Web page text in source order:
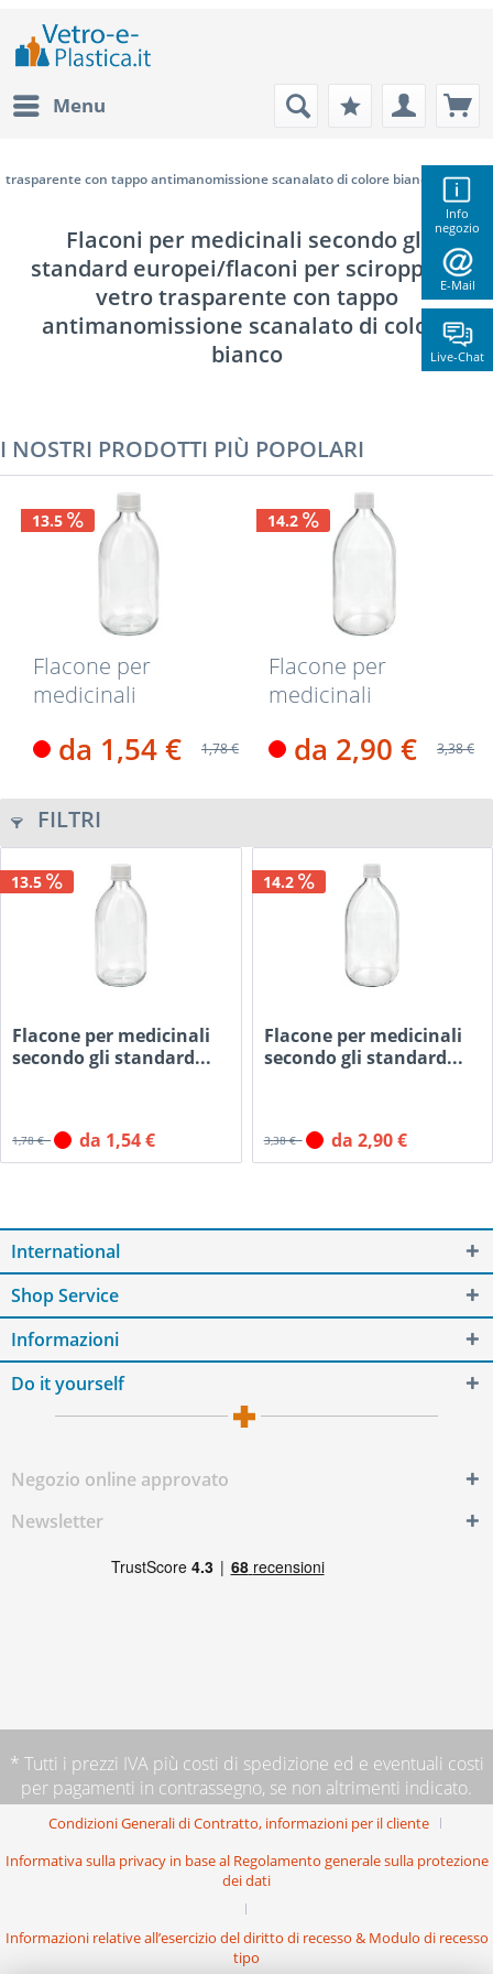
Info
negozio
E-Mail
Live-Chat
Menu
trasparente con tappo antimanomissione scanalato di colore bianco
Flaconi per medicinali secondo gli
standard europei/flaconi per sciroppo in
vetro trasparente con tappo
antimanomissione scanalato di colore
bianco
I NOSTRI PRODOTTI PIÙ POPOLARI
13.5
Flacone per
medicinali
standard...
da 1,54 € 1,78 €
14.2
Flacone per
medicinali
standard...
da 2,90 € 3,38 €
FILTRI
13.5
Flacone per medicinali
secondo gli standard...
1,78 € da 1,54 €
14.2
Flacone per medicinali
secondo gli standard...
3,38 € da 2,90 €
International
Shop Service
Informazioni
Do it yourself
Negozio online approvato
Newsletter
* Tutti i prezzi IVA più costi di spedizione ed e eventuali costi
per pagamenti in contrassegno, se non altrimenti indicato.
Condizioni Generali di Contratto, informazioni per il cliente
Informativa sulla privacy in base al Regolamento generale sulla protezione
dei dati
Informazioni relative all’esercizio del diritto di recesso & Modulo di recesso
tipo